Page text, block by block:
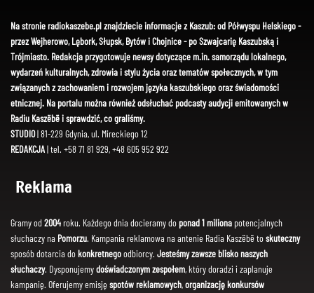
Na stronie radiokaszebe.pl znajdziecie informacje z Kaszub: od Półwyspu Helskiego -
przez Wejherowo, Lębork, Słupsk, Bytów i Chojnice - po Szwajcarię Kaszubską i
Trójmiasto. Redakcja przygotowuje newsy dotyczące m.in. samorządu lokalnego,
wydarzeń kulturalnych, zdrowia i stylu życia oraz tematów społecznych, w tym
związanych z zachowaniem i rozwojem języka kaszubskiego oraz świadomości
etnicznej. Na portalu można również odsłuchać podcasty audycji emitowanych w
Radiu Kaszëbë i sprawdzić, co graliśmy.
STUDIO| 81-229 Gdynia, ul. Mireckiego 12
REDAKCJA| tel. +58 71 81 929, +48 605 952 922
Reklama
Gramy od 2004roku. Każdego dnia docieramy do ponad 1 miliona potencjalnych
słuchaczy na Pomorzu. Kampania reklamowa na antenie Radia Kaszëbë toskuteczny
sposób dotarcia dokonkretnegoodbiorcy. Jesteśmy zawsze blisko naszych
słuchaczy. Dysponujemydoświadczonym zespołem, który doradzi i zaplanuje
kampanię. Oferujemy emisję spotów reklamowych,organizację konkursów